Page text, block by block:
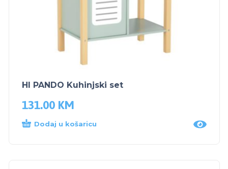
HI PANDO Kuhinjski set
131.00 KM
Dodaj u košaricu